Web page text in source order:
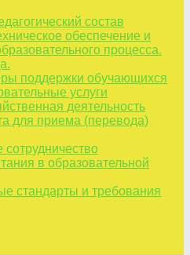
состав
обеспечение и
процесса.
поддержки обучающихся
услуги
деятельность
для приема (перевода)
в образовательной
стандарты и требования